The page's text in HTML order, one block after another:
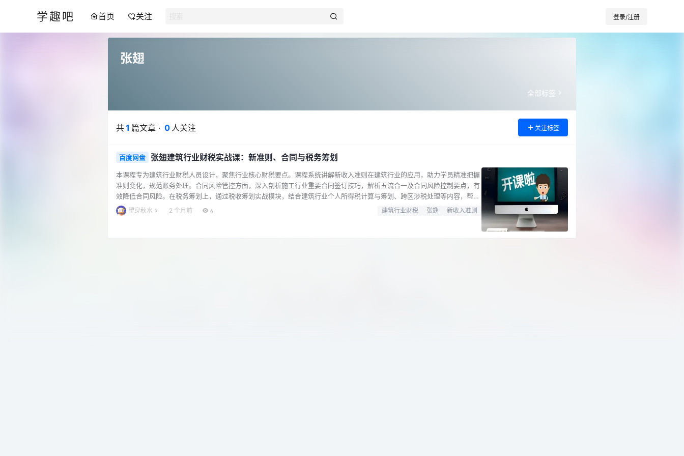
学趣吧 首页 关注 登录/注册
张翅
全部标签
共1 篇文章 · 0 人关注 关注标签
百度网盘 张翅建筑行业财税实战课：新准则、合同与税务筹划
本课程专为建筑行业财税人员设计，聚焦行业核心财税要点。课程系统讲解新收入准则在建筑行业的应用，助力学员精准把握
准则变化，规范账务处理。合同风险管控方面，深入剖析施工行业重要合同签订技巧，解析五流合一及合同风险控制要点，有
效降低合同风险。在税务筹划上，通过税收筹划实战模块，结合建筑行业个人所得税计算与筹划、跨区涉税处理等内容，帮助
学员掌握税收筹划方法。课程涵盖行业政策解读、材料管理全流程、新准则账务处理、资金与融资管理等6大模块，以50个真
实案例为支撑，对建筑企业增值税申报、总分机构核算、甲供材管理等高频难点展开解析。无论是财务主管寻求管理能力提
望穿秋水ゝ 2 个月前 4 建筑行业财税 张翅 新收入准则